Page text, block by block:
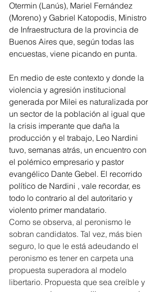
Otermin (Lanús), Mariel Fernández
(Moreno) y Gabriel Katopodis, Ministro
de Infraestructura de la provincia de
Buenos Aires que, según todas las
encuestas, viene picando en punta.
En medio de este contexto y donde la
violencia y agresión institucional
generada por Milei es naturalizada por
un sector de la población al igual que
la crisis imperante que daña la
producción y el trabajo, Leo Nardini
tuvo, semanas atrás, un encuentro con
el polémico empresario y pastor
evangélico Dante Gebel. El recorrido
político de Nardini , vale recordar, es
todo lo contrario al del autoritario y
violento primer mandatario.
Como se observa, al peronismo le
sobran candidatos. Tal vez, más bien
seguro, lo que le está adeudando el
peronismo es tener en carpeta una
propuesta superadora al modelo
libertario. Propuesta que sea creíble y